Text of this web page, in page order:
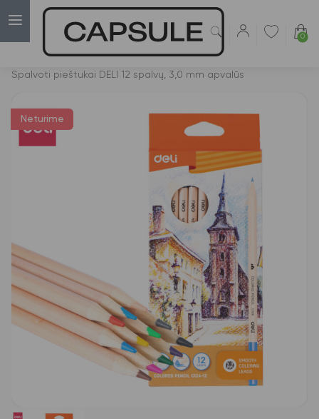
0
Spalvoti pieštukai DELI 12 spalvų, 3,0 mm apvalūs
Neturime